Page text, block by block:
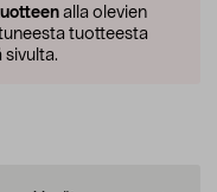
alla olevien
tuotteesta
sivulta.